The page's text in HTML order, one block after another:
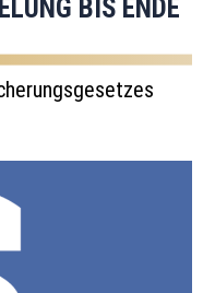
BIS ENDE